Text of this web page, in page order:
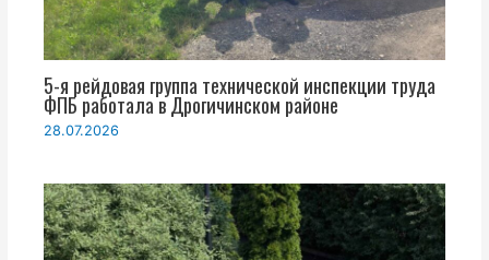
5-я рейдовая группа технической инспекции труда
ФПБ работала в Дрогичинском районе
28.07.2026